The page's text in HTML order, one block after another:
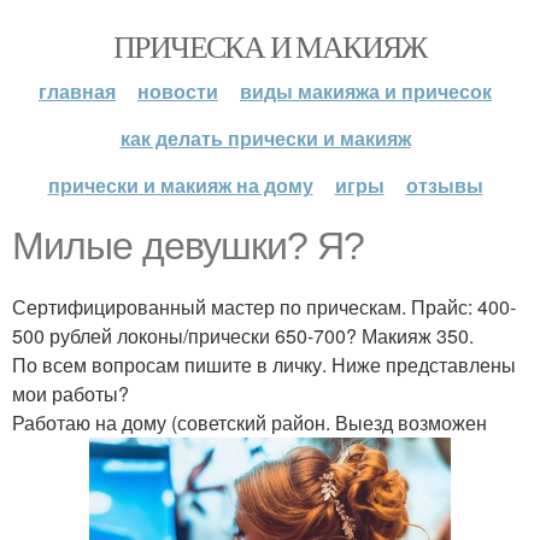
ПРИЧЕСКА И МАКИЯЖ
главная новости
виды макияжа и причесок
как делать прически и макияж
прически и макияж на дому
игры отзывы
Милые девушки? Я?
Сертифицированный мастер по прическам. Прайс: 400-
500 рублей локоны/прически 650-700? Макияж 350.
По всем вопросам пишите в личку. Ниже представлены
мои работы?
Работаю на дому (советский район. Выезд возможен